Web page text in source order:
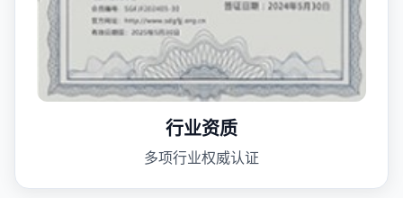
行业资质
多项行业权威认证